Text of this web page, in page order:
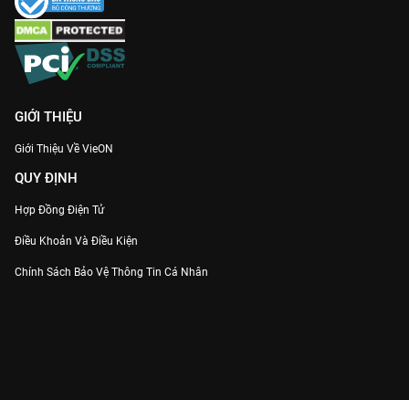
GIỚI THIỆU
Giới Thiệu Về VieON
QUY ĐỊNH
Hợp Đồng Điện Tử
Điều Khoản Và Điều Kiện
Chính Sách Bảo Vệ Thông Tin Cá Nhân